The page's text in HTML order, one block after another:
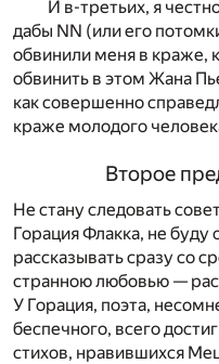
И в-третьих, я
дабы NN (или его
обвинили меня в краже,
обвинить в этом Жана
как совершенно
краже молодого
Второе
Не стану следовать
Горация Флакка, не буду
рассказывать сразу со
странною любовью —
У Горация, поэта,
беспечного, всего
стихов, нравившихся